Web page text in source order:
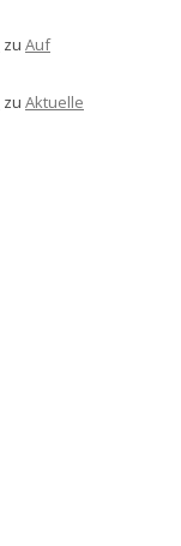
zu Auf
zu Aktuelle